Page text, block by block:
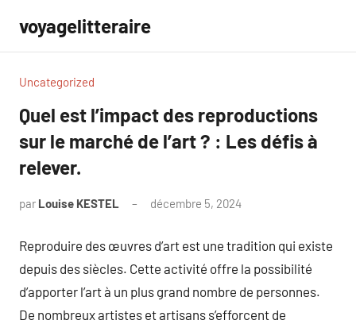
contenu
voyagelitteraire
Uncategorized
Quel est l’impact des reproductions
sur le marché de l’art ? : Les défis à
relever.
par Louise KESTEL décembre 5, 2024
Reproduire des œuvres d’art est une tradition qui existe
depuis des siècles. Cette activité offre la possibilité
d’apporter l’art à un plus grand nombre de personnes.
De nombreux artistes et artisans s’efforcent de